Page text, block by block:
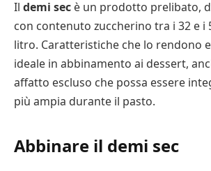
Il demi sec è un prodotto prelibato,
con contenuto zuccherino tra i 32 e i
litro. Caratteristiche che lo rendono
ideale in abbinamento ai dessert,
affatto escluso che possa essere
più ampia durante il pasto.
Abbinare il demi sec